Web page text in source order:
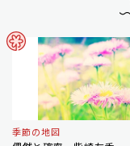
季節の地図